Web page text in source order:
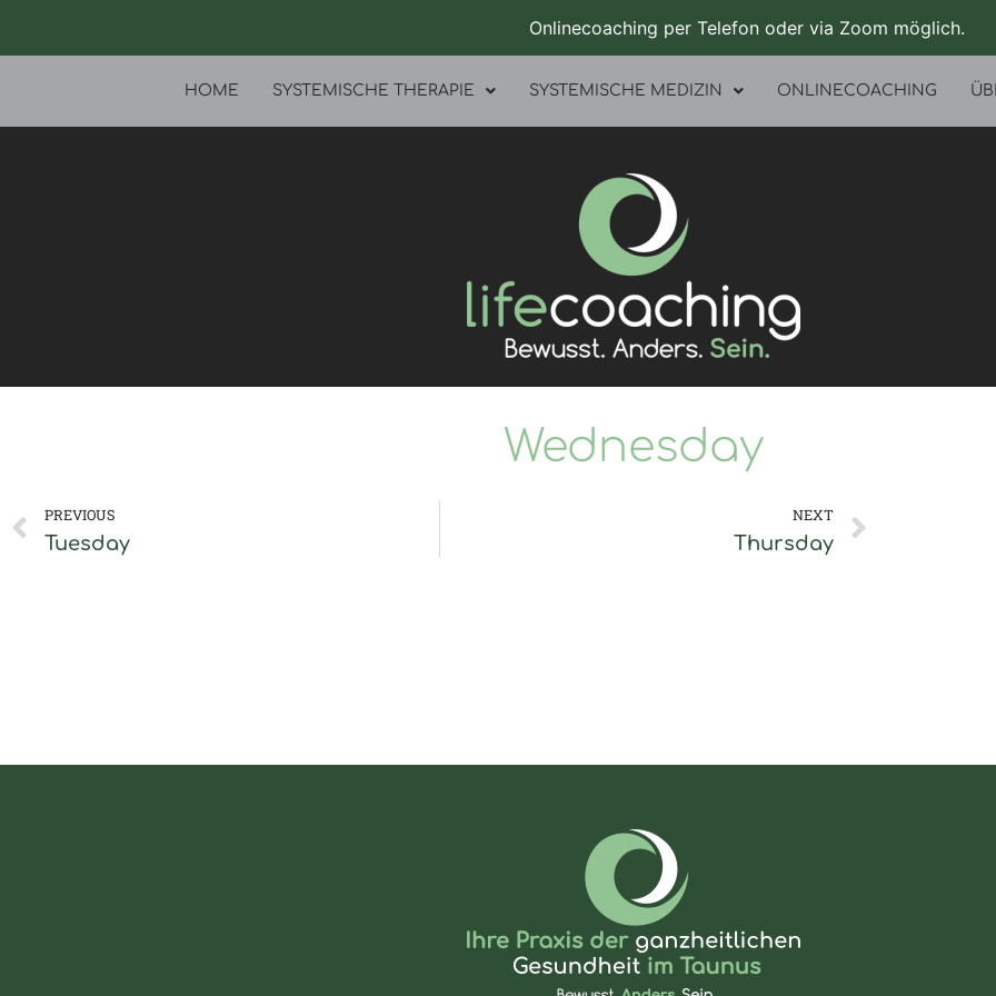
Onlinecoaching per Telefon oder via Zoom möglich.
HOME SYSTEMISCHE THERAPIE SYSTEMISCHE MEDIZIN ONLINECOACHING
Wednesday
Zurück
PREVIOUS
Tuesday
NEXT
Thursday